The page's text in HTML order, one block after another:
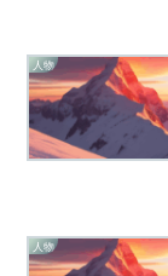
人物
人物